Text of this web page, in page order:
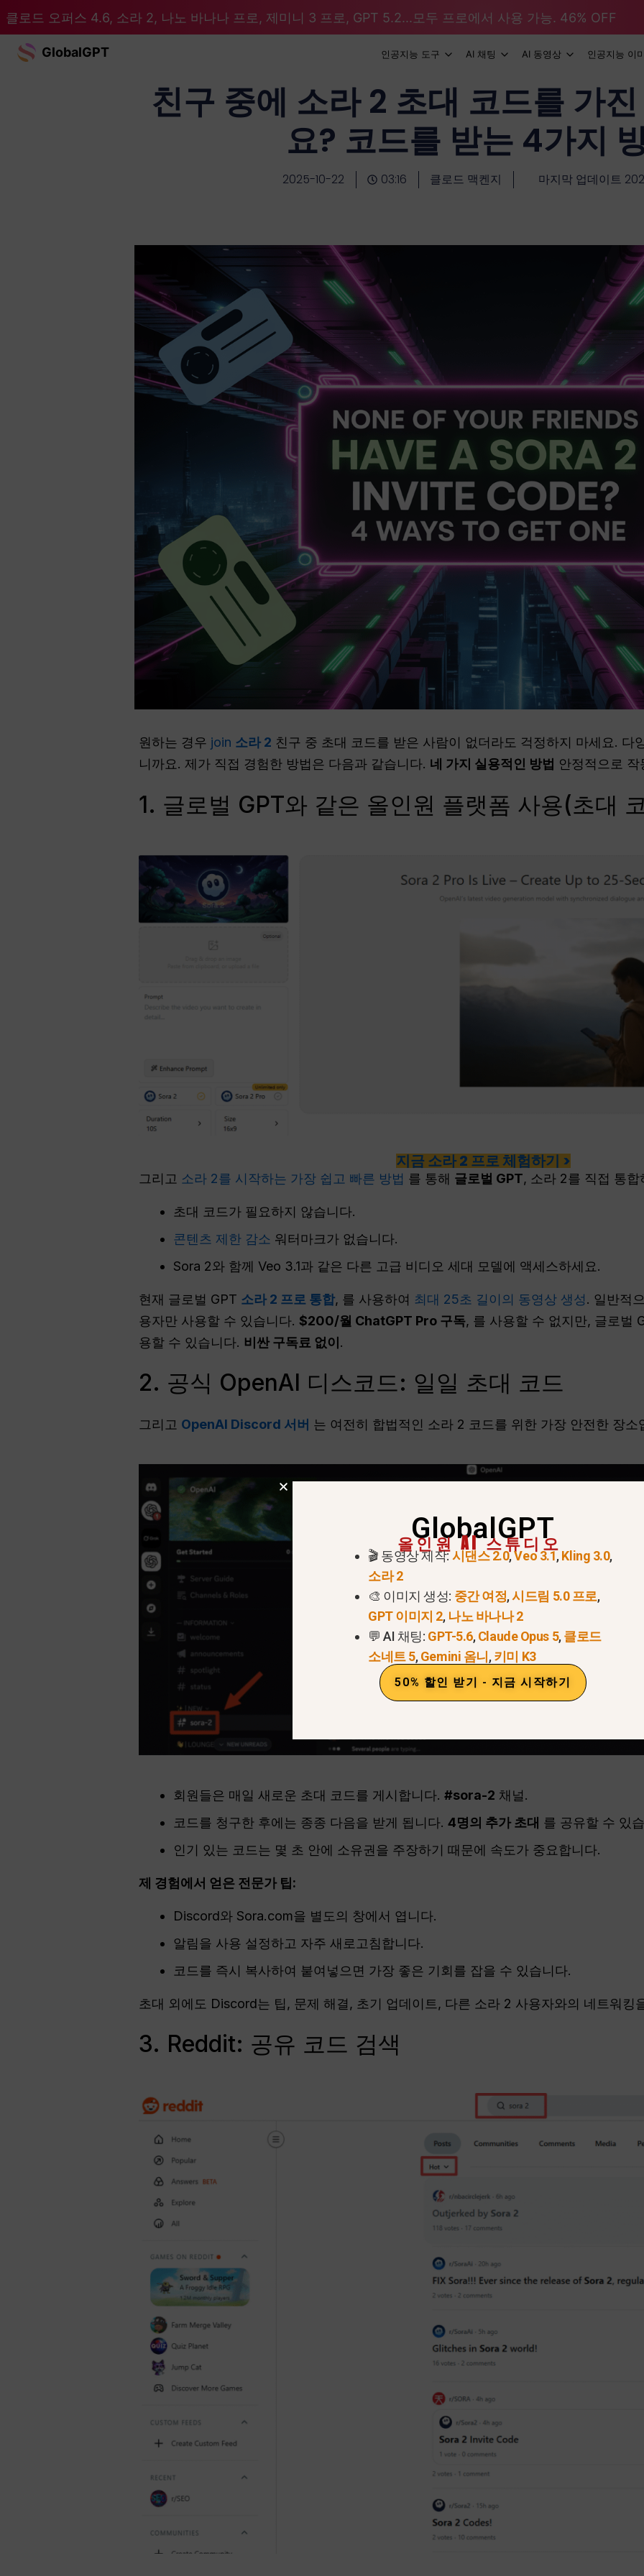
클로드 오퍼스 4.6, 소라 2, 나노 바나나 프로, 제미니 3 프로, GPT 5.2...모두 프로에서 사용 가능. 46% OFF
GlobalGPT 인공지능 도구 AI 채팅 AI 동영상 인공지능 이
친구 중에 소라 2 초대 코드를 가
요? 코드를 받는 4가지
2025-10-22 03:16 클로드 맥켄지 마지막 업데이트
원하는 경우 join 소라 2 친구 중 초대 코드를 받은 사람이 없더라도 걱정하지 마세요. 다
니까요. 제가 직접 경험한 방법은 다음과 같습니다. 네 가지 실용적인 방법 안정적으로 작
1. 글로벌 GPT와 같은 올인원 플랫폼 사용(초대
지금 소라 2 프로 체험하기 >
그리고 소라 2를 시작하는 가장 쉽고 빠른 방법 를 통해 글로벌 GPT, 소라 2를 직접 통
초대 코드가 필요하지 않습니다.
콘텐츠 제한 감소 워터마크가 없습니다.
Sora 2와 함께 Veo 3.1과 같은 다른 고급 비디오 세대 모델에 액세스하세요.
현재 글로벌 GPT 소라 2 프로 통합, 를 사용하여 최대 25초 길이의 동영상 생성. 일반적
용자만 사용할 수 있습니다. $200/월 ChatGPT Pro 구독, 를 사용할 수 없지만, 글로벌
용할 수 있습니다. 비싼 구독료 없이.
2. 공식 OpenAI 디스코드: 일일 초대 코드
그리고 OpenAI Discord 서버 는 여전히 합법적인 소라 2 코드를 위한 가장 안전한 장소
회원들은 매일 새로운 초대 코드를 게시합니다. #sora-2 채널.
코드를 청구한 후에는 종종 다음을 받게 됩니다. 4명의 추가 초대 를 공유할 수 있
인기 있는 코드는 몇 초 안에 소유권을 주장하기 때문에 속도가 중요합니다.
제 경험에서 얻은 전문가 팁:
Discord와 Sora.com을 별도의 창에서 엽니다.
알림을 사용 설정하고 자주 새로고침합니다.
코드를 즉시 복사하여 붙여넣으면 가장 좋은 기회를 잡을 수 있습니다.
초대 외에도 Discord는 팁, 문제 해결, 초기 업데이트, 다른 소라 2 사용자와의 네트워킹
3. Reddit: 공유 코드 검색
GlobalGPT
올인원 AI 스튜디오
🎬 동영상 제작:시댄스 2.0,Veo 3.1,Kling 3.0,
소라 2
🎨 이미지 생성: 중간 여정,시드림 5.0 프로,
GPT 이미지 2, 나노 바나나 2
💬 AI 채팅: GPT-5.6,Claude Opus 5,클로드
소네트 5,Gemini 옴니,키미 K3
50% 할인 받기 - 지금 시작하기